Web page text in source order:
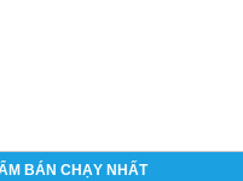
BÁN CHẠY NHẤT